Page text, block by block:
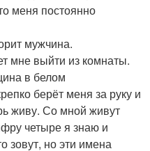
меня постоянно
мужчина.
мне выйти из комнаты.
в белом
берёт меня за руку и
живу. Со мной живут
четыре я знаю и
зовут, но эти имена